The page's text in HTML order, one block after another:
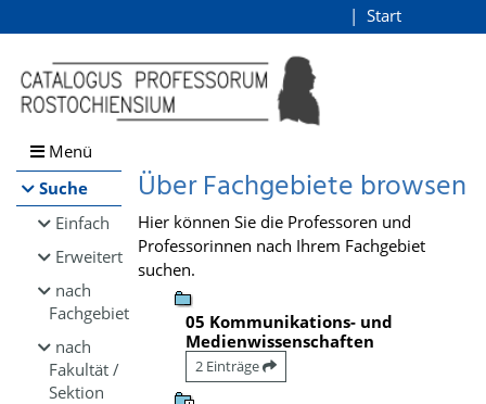
Browsen
direkt zum Inhalt
Start
Menü
Suche
Einfach
Erweitert
nach
Fachgebiet
nach
Fakultät /
Sektion
Über Fachgebiete browsen
Hier können Sie die Professoren und
Professorinnen nach Ihrem Fachgebiet
suchen.
05 Kommunikations- und
Medienwissenschaften
2 Einträge